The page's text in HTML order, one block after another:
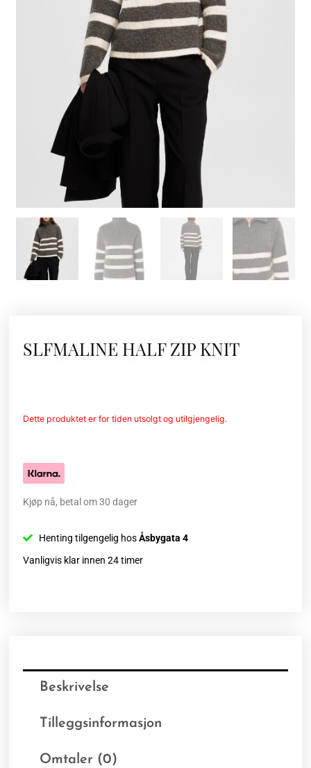
SLFMALINE HALF ZIP KNIT
Dette produktet er for tiden utsolgt og utilgjengelig.
Kjøp nå, betal om 30 dager
Henting tilgengelig hosÅsbygata 4
Vanligvis klar innen 24 timer
Beskrivelse
Tilleggsinformasjon
Omtaler (0)